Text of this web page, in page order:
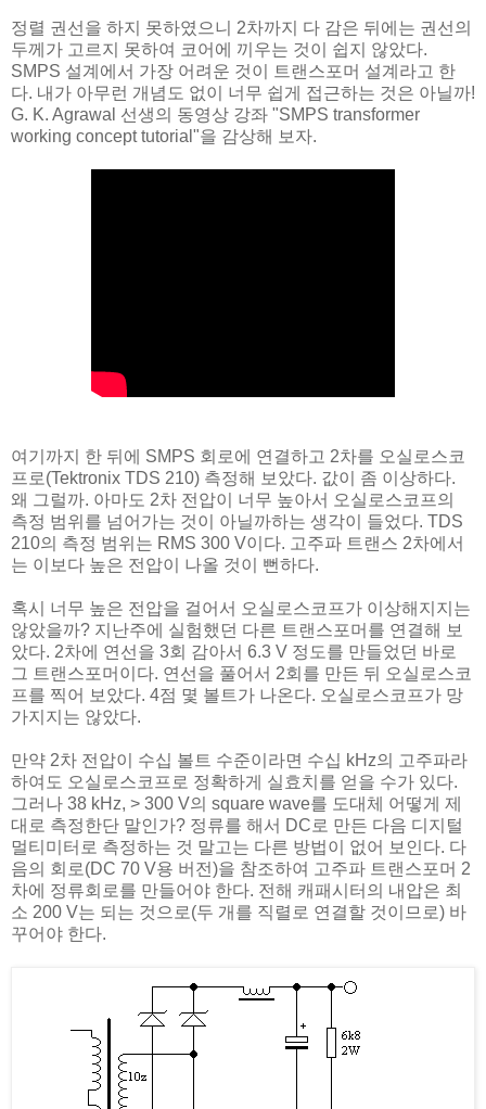
정렬 권선을 하지 못하였으니 2차까지 다 감은 뒤에는 권선의
두께가 고르지 못하여 코어에 끼우는 것이 쉽지 않았다.
SMPS 설계에서 가장 어려운 것이 트랜스포머 설계라고 한
다. 내가 아무런 개념도 없이 너무 쉽게 접근하는 것은 아닐까!
G. K. Agrawal 선생의 동영상 강좌 "SMPS transformer
working concept tutorial"을 감상해 보자.
여기까지 한 뒤에 SMPS 회로에 연결하고 2차를 오실로스코
프로(Tektronix TDS 210) 측정해 보았다. 값이 좀 이상하다.
왜 그럴까. 아마도 2차 전압이 너무 높아서 오실로스코프의
측정 범위를 넘어가는 것이 아닐까하는 생각이 들었다. TDS
210의 측정 범위는 RMS 300 V이다. 고주파 트랜스 2차에서
는 이보다 높은 전압이 나올 것이 뻔하다.
혹시 너무 높은 전압을 걸어서 오실로스코프가 이상해지지는
않았을까? 지난주에 실험했던 다른 트랜스포머를 연결해 보
았다. 2차에 연선을 3회 감아서 6.3 V 정도를 만들었던 바로
그 트랜스포머이다. 연선을 풀어서 2회를 만든 뒤 오실로스코
프를 찍어 보았다. 4점 몇 볼트가 나온다. 오실로스코프가 망
가지지는 않았다.
만약 2차 전압이 수십 볼트 수준이라면 수십 kHz의 고주파라
하여도 오실로스코프로 정확하게 실효치를 얻을 수가 있다.
그러나 38 kHz, > 300 V의 square wave를 도대체 어떻게 제
대로 측정한단 말인가? 정류를 해서 DC로 만든 다음 디지털
멀티미터로 측정하는 것 말고는 다른 방법이 없어 보인다. 다
음의 회로(DC 70 V용 버전)을 참조하여 고주파 트랜스포머 2
차에 정류회로를 만들어야 한다. 전해 캐패시터의 내압은 최
소 200 V는 되는 것으로(두 개를 직렬로 연결할 것이므로) 바
꾸어야 한다.